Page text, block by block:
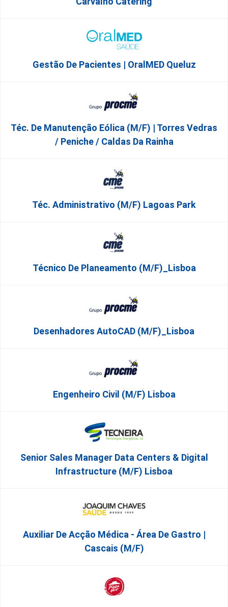
Gestão De Pacientes | OralMED Queluz
Téc. De Manutenção Eólica (m/f) | Torres Vedras
/ Peniche / Caldas Da Rainha
Téc. Administrativo (m/f) Lagoas Park
Técnico De Planeamento (m/f)_Lisboa
Desenhadores AutoCAD (m/f)_Lisboa
Engenheiro Civil (m/f) Lisboa
Senior Sales Manager Data Centers & Digital
Infrastructure (m/f) Lisboa
Auxiliar De Acção Médica - Área De Gastro |
Cascais (M/F)